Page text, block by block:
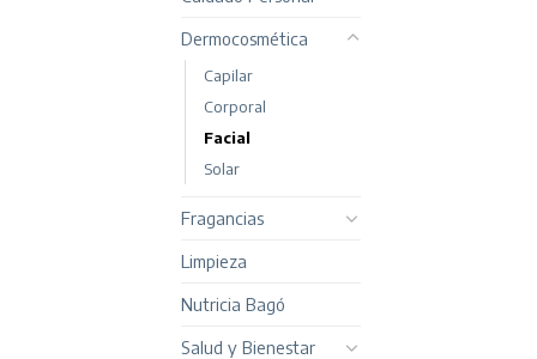
Dermocosmética
Capilar
Corporal
Facial
Solar
Fragancias
Limpieza
Nutricia Bagó
Salud y Bienestar